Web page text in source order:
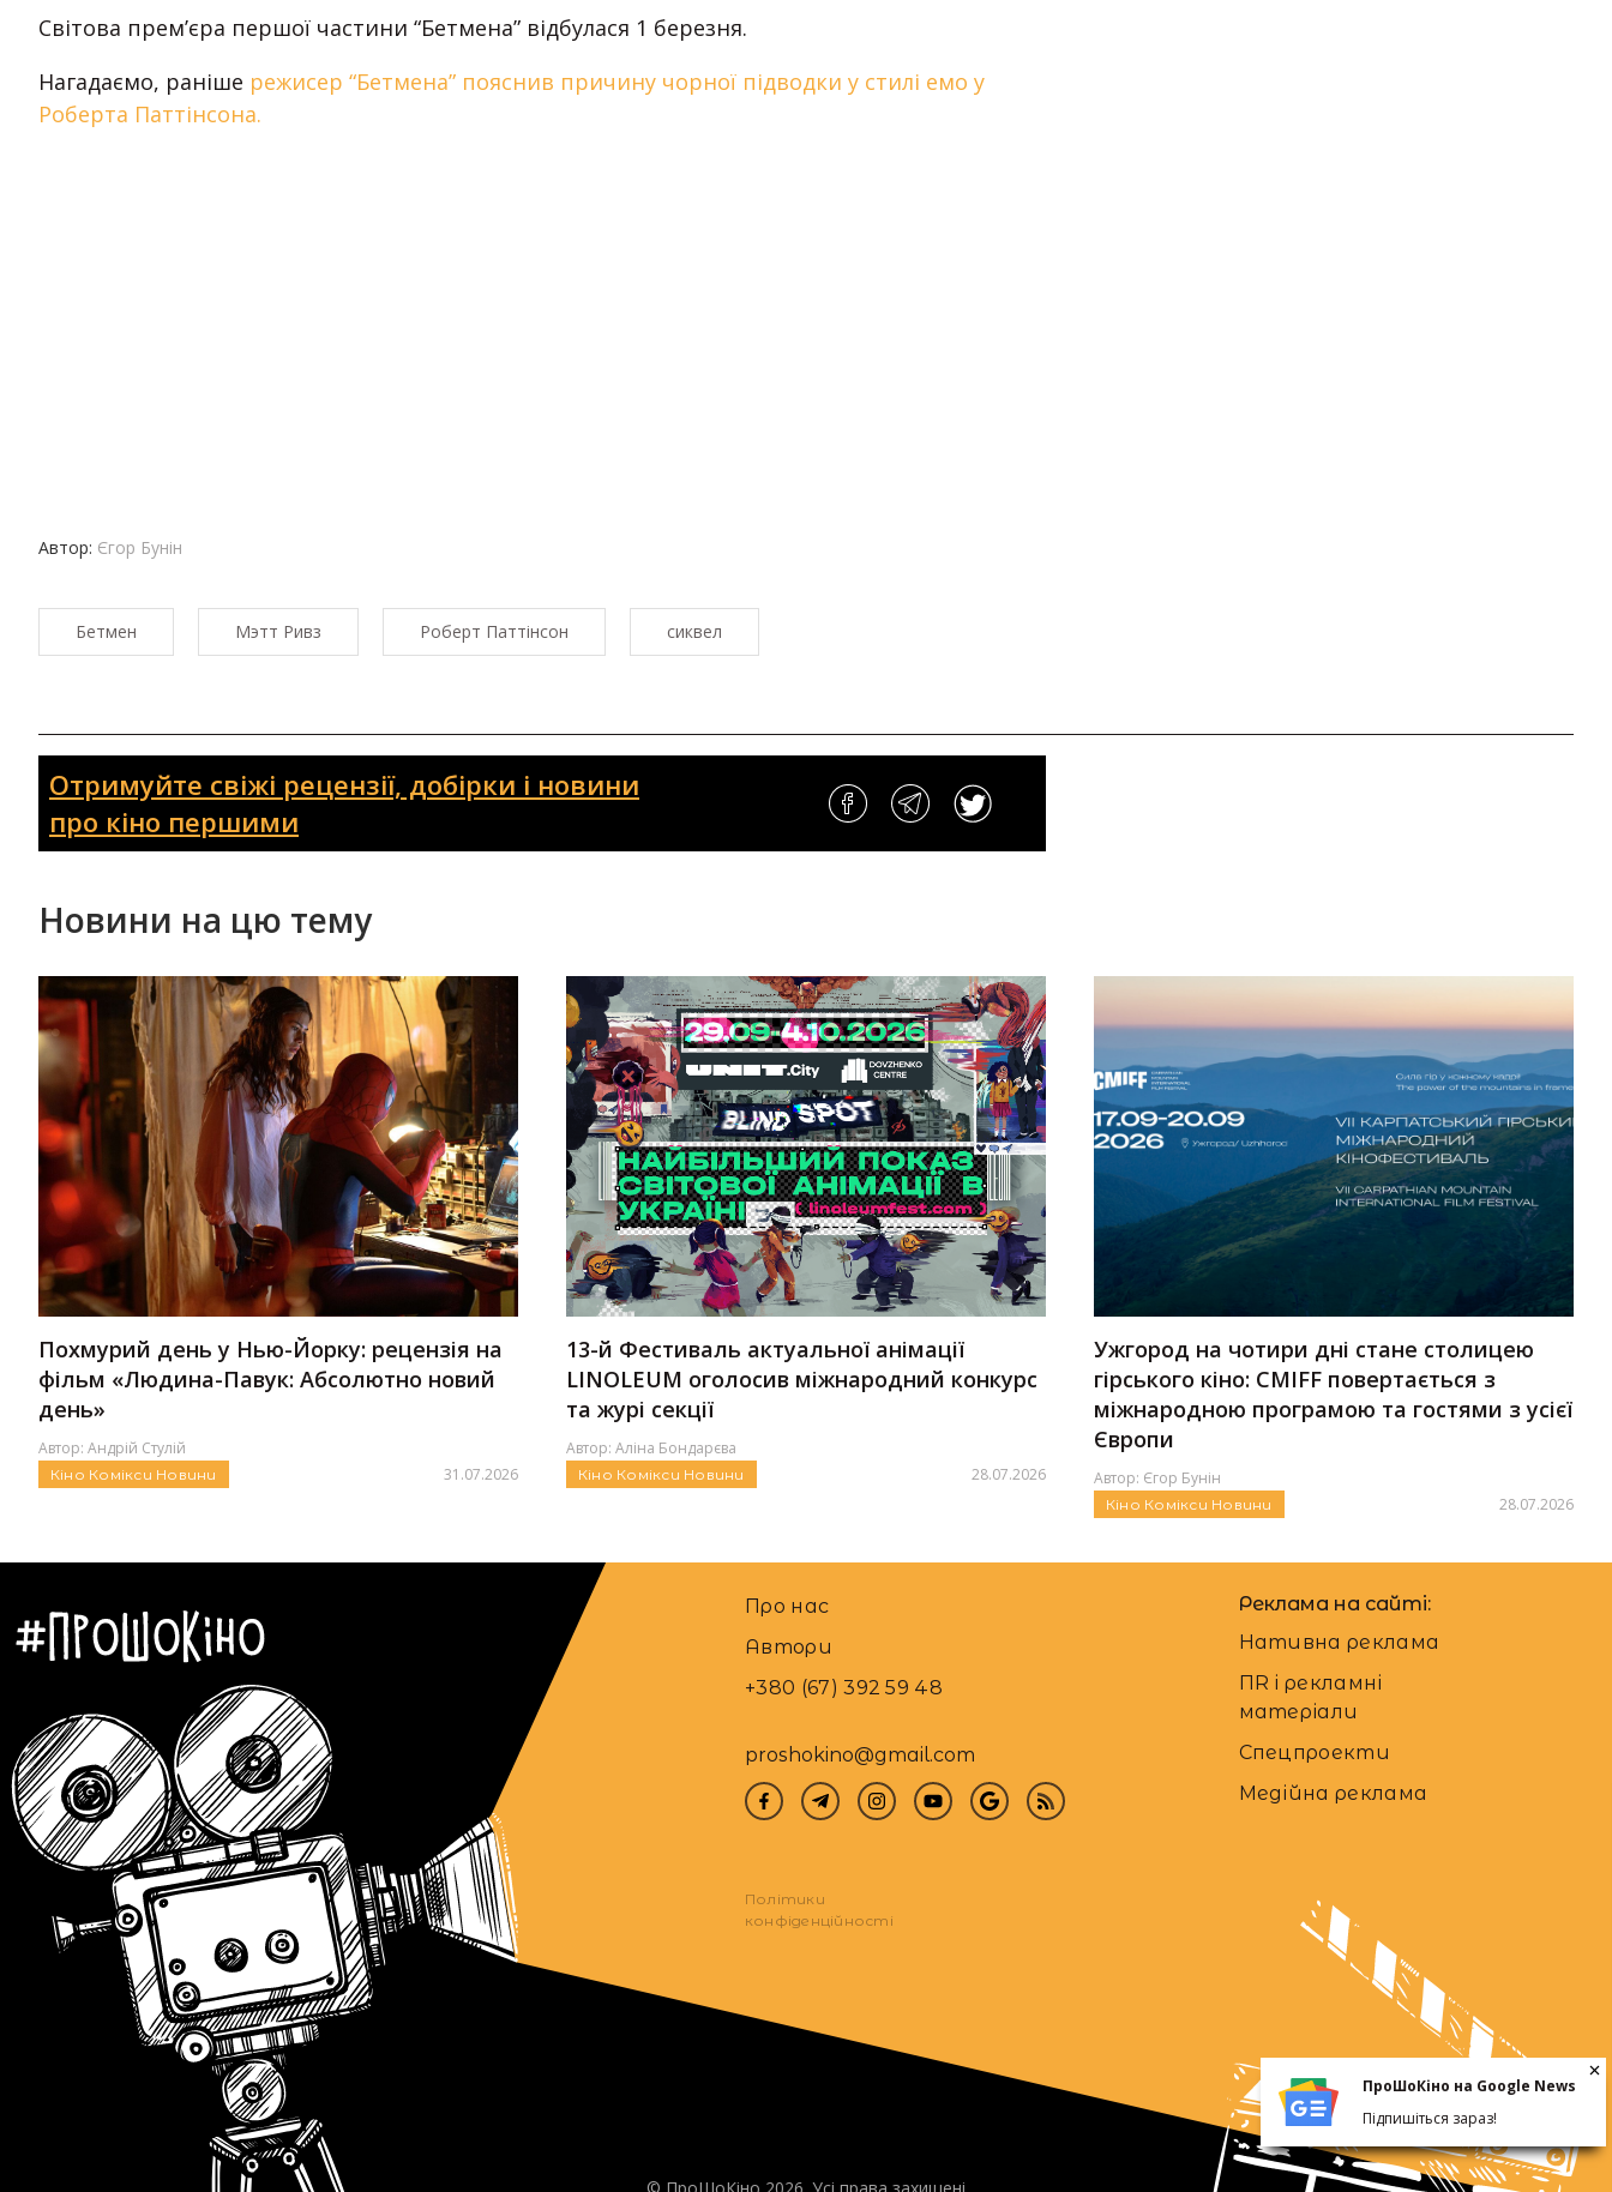
Світова прем’єра першої частини “Бетмена” відбулася 1 березня.
Нагадаємо, раніше режисер “Бетмена” пояснив причину чорної підводки у стилі емо у
Роберта Паттінсона.
Автор: Єгор Бунін
Бетмен Мэтт Ривз Роберт Паттінсон сиквел
Отримуйте свіжі рецензії, добірки і новини
про кіно першими
Новини на цю тему
Похмурий день у Нью-Йорку: рецензія на
фільм «Людина-Павук: Абсолютно новий
день»
Автор: Андрій Стулій
Кіно Комікси Новини 31.07.2026
13-й Фестиваль актуальної анімації
LINOLEUM оголосив міжнародний конкурс
та журі секції
Автор: Аліна Бондарєва
Кіно Комікси Новини 28.07.2026
Ужгород на чотири дні стане столицею
гірського кіно: CMIFF повертається з
міжнародною програмою та гостями з усієї
Європи
Автор: Єгор Бунін
Кіно Комікси Новини 28.07.2026
Про нас
Автори
+380 (67) 392 59 48
proshokino@gmail.com
Реклама на сайті:
Нативна реклама
ПR і рекламні
матеріали
Спецпроекти
Медійна реклама
Політики
конфіденційності
ПроШоКіно на Google News
Підпишіться зараз!